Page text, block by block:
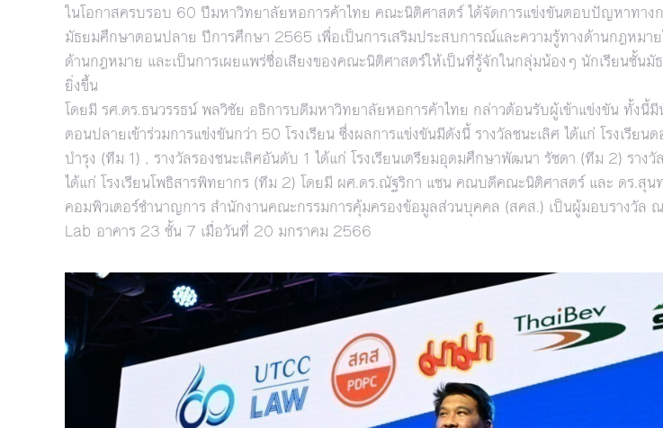
ในโอกาสครบรอบ 60 ปีมหาวิทยาลัยหอการค้าไทย คณะนิติศาสตร์ ได้จัดการแข่งขันตอบปัญหาทาง
มัธยมศึกษาตอนปลาย ปีการศึกษา 2565 เพื่อเป็นการเสริมประสบการณ์และความรู้ทางด้านกฎหมา
ด้านกฎหมาย และเป็นการเผยแพร่ชื่อเสียงของคณะนิติศาสตร์ให้เป็นที่รู้จักในกลุ่มน้องๆ นักเรียนชั้น
ยิ่งขึ้น
โดยมี รศ.ดร.ธนวรรธน์ พลวิชัย อธิการบดีมหาวิทยาลัยหอการค้าไทย กล่าวต้อนรับผู้เข้าแข่งขัน ทั้งนี้
ตอนปลายเข้าร่วมการแข่งขันกว่า 50 โรงเรียน ซึ่งผลการแข่งขันมีดังนี้ รางวัลชนะเลิศ ได้แก่ โรงเรียน
บำรุง (ทีม 1) , รางวัลรองชนะเลิศอันดับ 1 ได้แก่ โรงเรียนเตรียมอุดมศึกษาพัฒนา รัชดา (ทีม 2) ราง
ได้แก่ โรงเรียนโพธิสารพิทยากร (ทีม 2) โดยมี ผศ.ดร.ณัฐริกา แชน คณบดีคณะนิติศาสตร์ และ ดร.สุน
คอมพิวเตอร์ชำนาญการ สำนักงานคณะกรรมการคุ้มครองข้อมูลส่วนบุคคล (สคส.) เป็นผู้มอบรางวั
Lab อาคาร 23 ชั้น 7 เมื่อวันที่ 20 มกราคม 2566